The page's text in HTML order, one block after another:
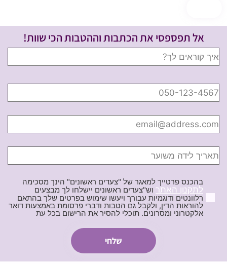
אל תפספסי את הכתבות וההטבות הכי שוות!
בהכנס פרטייך למאגר של "צעדים ראשונים" הינך מסכימה
לתקנון האתר וש"צעדים ראשונים יישלחו לך מבצעים
רלוונטים ודוגמיות עבורך ויעשו שימוש בפרטים שלך בהתאם
להוראות הדין, ולקבל גם הטבות ודברי פרסומת באמצעות דואר
אלקטרוני ומסרונים. תוכלי להסיר את הרישום בכל עת